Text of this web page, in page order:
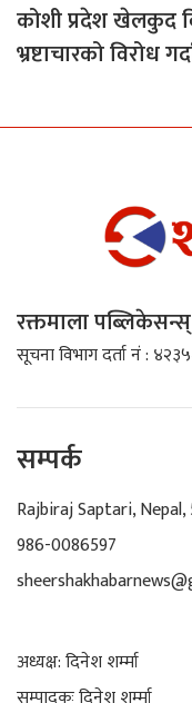
कोशी प्रदेश खेलकुद
भ्रष्टाचारको विरोध
रक्तमाला पब्लिकेसन्स्
सूचना विभाग दर्ता नं :
सम्पर्क
Rajbiraj Saptari,
986-0086597
अध्यक्ष: दिनेश शर्म्मा